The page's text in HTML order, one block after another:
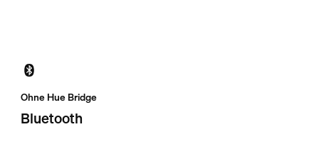
Ohne Hue Bridge
Bluetooth